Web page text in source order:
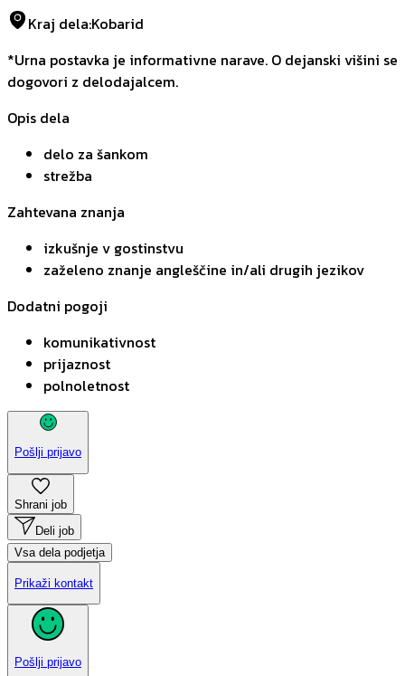
Kraj dela:Kobarid
*Urna postavka je informativne narave. O dejanski višini se
dogovori z delodajalcem.
Opis dela
delo za šankom
strežba
Zahtevana znanja
izkušnje v gostinstvu
zaželeno znanje angleščine in/ali drugih jezikov
Dodatni pogoji
komunikativnost
prijaznost
polnoletnost
Pošlji prijavo
Shrani job
Deli job
Vsa dela podjetja
Prikaži kontakt
Pošlji prijavo